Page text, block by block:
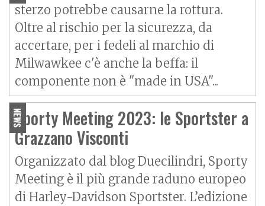
sterzo potrebbe causarne la rottura.
Oltre al rischio per la sicurezza, da
accertare, per i fedeli al marchio di
Milwawkee c'è anche la beffa: il
componente non è "made in USA"...
NEWS
Sporty Meeting 2023: le Sportster a
Grazzano Visconti
Organizzato dal blog Duecilindri, Sporty
Meeting è il più grande raduno europeo
di Harley-Davidson Sportster. L’edizione